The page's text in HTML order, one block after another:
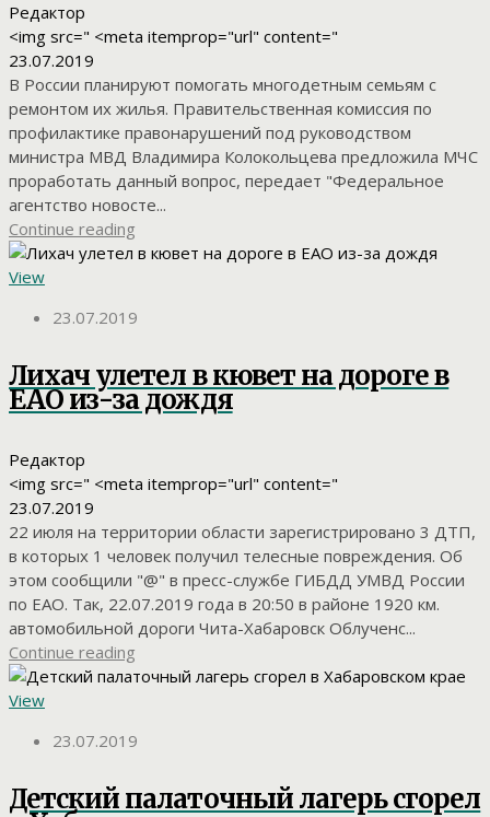
Редактор
<img src=" <meta itemprop="url" content="
23.07.2019
В России планируют помогать многодетным семьям с
ремонтом их жилья. Правительственная комиссия по
профилактике правонарушений под руководством
министра МВД Владимира Колокольцева предложила МЧС
проработать данный вопрос, передает "Федеральное
агентство новосте...
Continue reading
View
23.07.2019
Лихач улетел в кювет на дороге в
ЕАО из-за дождя
Редактор
<img src=" <meta itemprop="url" content="
23.07.2019
22 июля на территории области зарегистрировано 3 ДТП,
в которых 1 человек получил телесные повреждения. Об
этом сообщили "@" в пресс-службе ГИБДД УМВД России
по ЕАО. Так, 22.07.2019 года в 20:50 в районе 1920 км.
автомобильной дороги Чита-Хабаровск Облученс...
Continue reading
View
23.07.2019
Детский палаточный лагерь сгорел